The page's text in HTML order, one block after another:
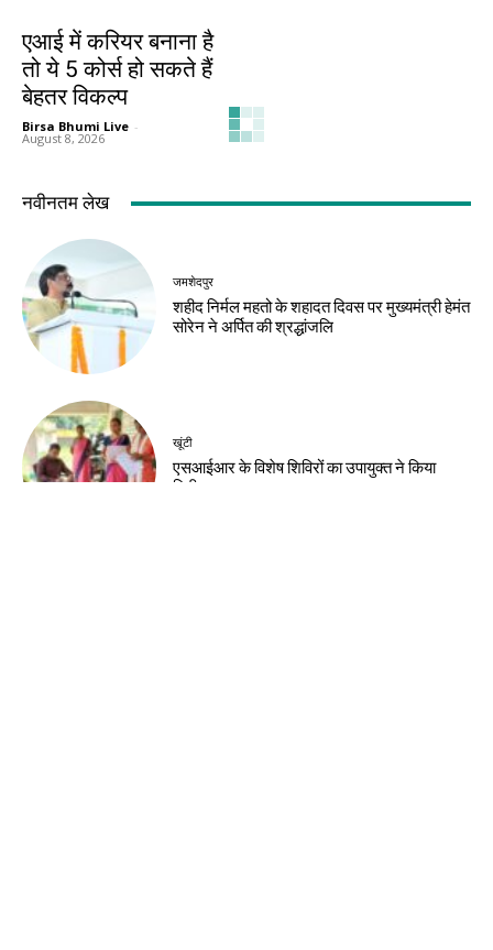
एआई में करियर बनाना है
तो ये 5 कोर्स हो सकते हैं
बेहतर विकल्प
Birsa Bhumi Live -
August 8, 2026
नवीनतम लेख
जमशेदपुर
शहीद निर्मल महतो के शहादत दिवस पर मुख्यमंत्री हेमंत
सोरेन ने अर्पित की श्रद्धांजलि
खूंटी
एसआईआर के विशेष शिविरों का उपायुक्त ने किया
निरीक्षण